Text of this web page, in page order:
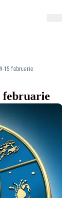
15 februarie
februarie